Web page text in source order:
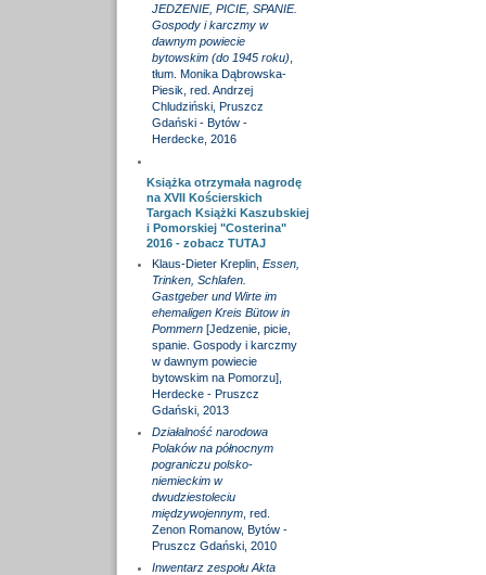
JEDZENIE, PICIE, SPANIE.
Gospody i karczmy w
dawnym powiecie
bytowskim (do 1945 roku)
tłum. Monika Dąbrowska-
Piesik, red. Andrzej
Chludziński, Pruszcz
Gdański - Bytów -
Herdecke, 2016
Książka otrzymała nagrodę
na XVII Kościerskich
Targach Książki Kaszubskiej
i Pomorskiej "Costerina"
2016 - zobacz TUTAJ
Klaus-Dieter Kreplin, Essen,
Trinken, Schlafen.
Gastgeber und Wirte im
ehemaligen Kreis Bütow in
Pommern[Jedzenie, picie,
spanie. Gospody i karczmy
w dawnym powiecie
bytowskim na Pomorzu],
Herdecke - Pruszcz
Gdański, 2013
Działalność narodowa
Polaków na północnym
pograniczu polsko-
niemieckim w
dwudziestoleciu
międzywojennym, red.
Zenon Romanow, Bytów -
Pruszcz Gdański, 2010
Inwentarz zespołu Akta